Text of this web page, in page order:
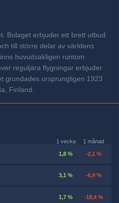
Bolaget erbjuder ett brett utbud
till större delar av världens
huvudsakligen runtom
reguljära flygningar erbjuder
grundades ursprungligen 1923
Finland.
1 vecka 1 månad
1,8 % -2,1 %
3,1 % -6,9 %
1,7 % -18,4 %